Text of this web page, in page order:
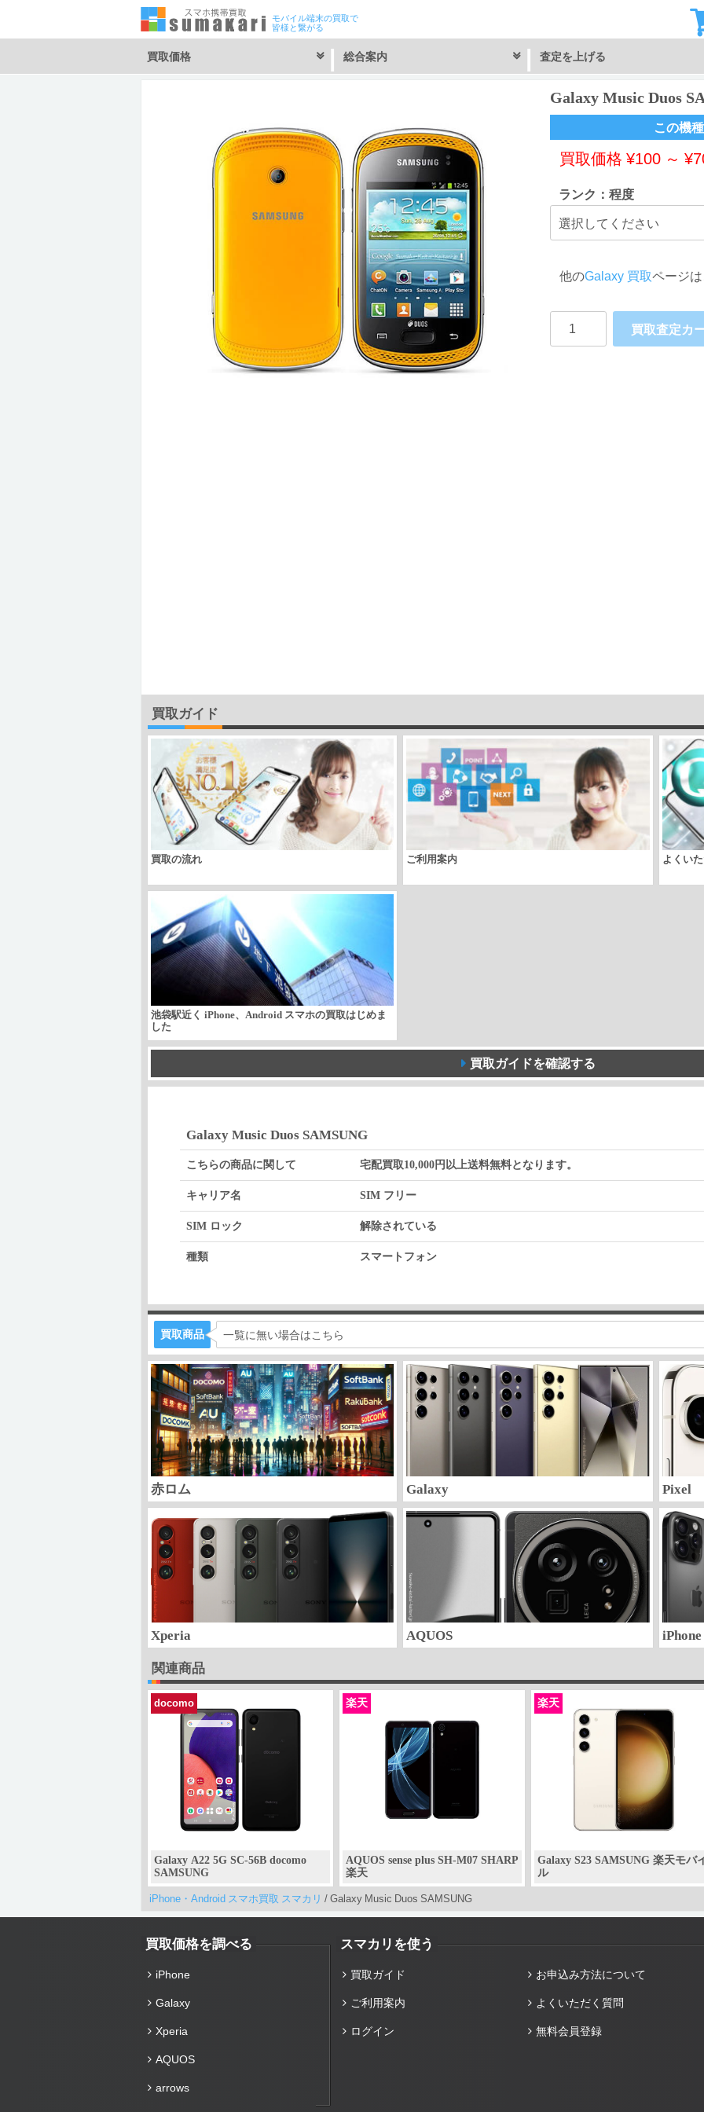
モバイル端末の買取で
皆様と繋がる
買取価格 総合案内 査定を上げる
Galaxy Music Duos
この機
買取価格 ¥100～ ¥
ランク：程度
他のGalaxy 買取ページ
Galaxy
Music
買取査定カ
買取ガイド
買取の流れ ご利用案内 よくい
池袋駅近く iPhone、Android スマホの買取はじめま
した
買取ガイドを確認する
Galaxy Music Duos SAMSUNG
こちらの商品に関して 宅配買取10,000円以上送料無料となります。
キャリア名 SIM フリー
SIM ロック 解除されている
種類 スマートフォン
買取商品 一覧に無い場合はこちら
赤ロム Galaxy Pixel
Xperia AQUOS iPhone
関連商品
docomo
Galaxy A22 5G SC-56B docomo
SAMSUNG
楽天
AQUOS sense plus SH-M07 SHARP
楽天
楽天
Galaxy S23 SAMSUNG 楽天モバ
ル
iPhone・Android スマホ買取 スマカリ / Galaxy Music Duos SAMSUNG
買取価格を調べる
iPhone
Galaxy
Xperia
AQUOS
arrows
スマカリを使う
買取ガイド お申込み方法について
ご利用案内 よくいただく質問
ログイン 無料会員登録